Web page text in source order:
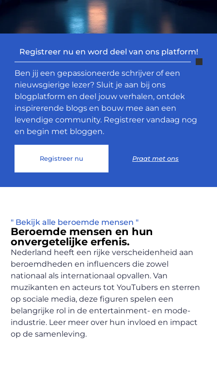
Registreer nu en word deel van ons platform!
Ben jij een gepassioneerde schrijver of een
nieuwsgierige lezer? Sluit je aan bij ons
blogplatform en deel jouw verhalen, ontdek
inspirerende blogs en bouw mee aan een
levendige community. Registreer vandaag nog
en begin met bloggen.
Registreer nu Praat met ons
" Bekijk alle beroemde mensen "
Beroemde mensen en hun
onvergetelijke erfenis.
Nederland heeft een rijke verscheidenheid aan
beroemdheden en influencers die zowel
nationaal als internationaal opvallen. Van
muzikanten en acteurs tot YouTubers en sterren
op sociale media, deze figuren spelen een
belangrijke rol in de entertainment- en mode-
industrie. Leer meer over hun invloed en impact
op de samenleving.